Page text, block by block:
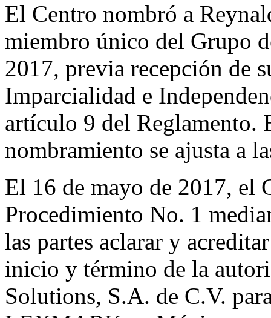
El Centro nombró a
miembro único del Grupo
2017, previa recepción de
Imparcialidad e
artículo 9 del Reglamento.
nombramiento se ajusta a
El 16 de mayo de 2017, el
Procedimiento No. 1
las partes aclarar y
inicio y término de la
Solutions, S.A. de C.V.